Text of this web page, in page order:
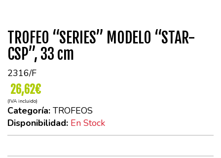
TROFEO “SERIES” MODELO “STAR-
CSP”, 33 cm
2316/F
26,62€
(IVA incluido)
Categoría: TROFEOS
Disponibilidad: En Stock